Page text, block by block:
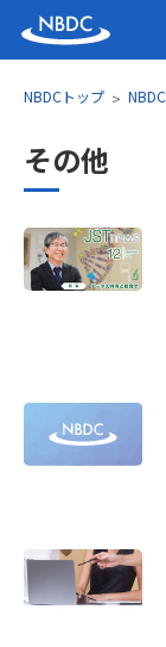
NBDCトップ
その他